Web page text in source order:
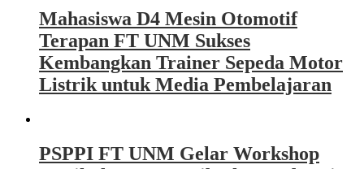
Mahasiswa D4 Mesin Otomotif
Terapan FT UNM Sukses
Kembangkan Trainer Sepeda Motor
Listrik untuk Media Pembelajaran
PSPPI FT UNM Gelar Workshop